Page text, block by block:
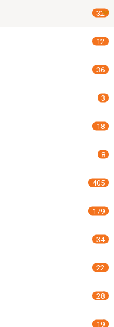
32
12
36
3
18
8
405
179
34
22
28
19